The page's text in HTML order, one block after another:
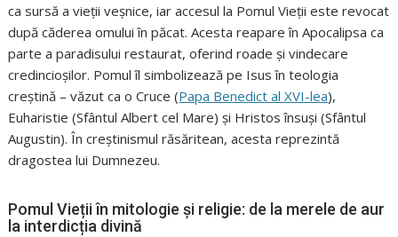
ca sursă a vieții veșnice, iar accesul la Pomul Vieții este revocat
după căderea omului în păcat. Acesta reapare în Apocalipsa ca
parte a paradisului restaurat, oferind roade și vindecare
credincioșilor. Pomul îl simbolizează pe Isus în teologia
creștină – văzut ca o Cruce (Papa Benedict al XVI-lea),
Euharistie (Sfântul Albert cel Mare) și Hristos însuși (Sfântul
Augustin). În creștinismul răsăritean, acesta reprezintă
dragostea lui Dumnezeu.
Pomul Vieții în mitologie și religie: de la merele de aur
la interdicția divină